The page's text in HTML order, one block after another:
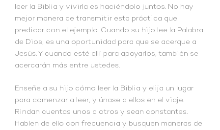
leer la Biblia y vivirla es haciéndolo juntos. No hay
mejor manera de transmitir esta práctica que
predicar con el ejemplo. Cuando su hijo lee la Palabra
de Dios, es una oportunidad para que se acerque a
Jesús. Y cuando esté allí para apoyarlos, también se
acercarán más entre ustedes.
Enseñe a su hijo cómo leer la Biblia y elija un lugar
para comenzar a leer, y únase a ellos en el viaje.
Rindan cuentas unos a otros y sean constantes.
Hablen de ello con frecuencia y busquen maneras de